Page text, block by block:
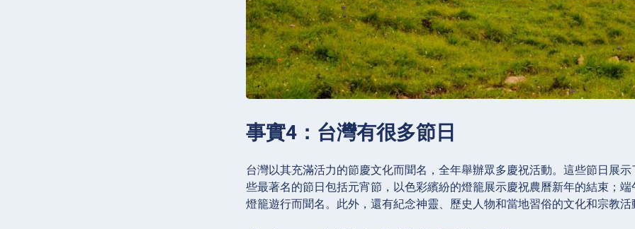
事實4：台灣有很多節日
台灣以其充滿活力的節慶文化而聞名，全年舉辦眾多慶祝活動。這些節日展
些最著名的節日包括元宵節，以色彩繽紛的燈籠展示慶祝農曆新年的結束；
燈籠遊行而聞名。此外，還有紀念神靈、歷史人物和當地習俗的文化和宗教